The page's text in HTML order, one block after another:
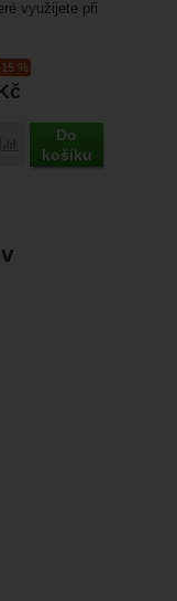
%
Porovnat
Do
košíku
využijete při